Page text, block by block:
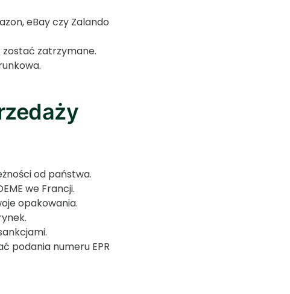
eBay czy Zalando
zatrzymane.
od państwa.
we Francji.
opakowania.
podania numeru EPR